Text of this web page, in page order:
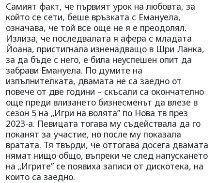
Самият факт, че първият урок на любовта, за
който се сети, беше връзката с Емануела,
означава, че той все още не я е преодолял.
Излиза, че последвалата я афера с младата
Йоана, пристигнала изненадващо в Шри Ланка,
за да бъде с него, е била неуспешен опит да
забрави Емануела. По думите на
изпълнителката, двамата не са заедно от
повече от две години – скъсали са окончателно
още преди влизането бизнесменът да влезе в
сезон 5 на „Игри на волята” по Нова тв през
2023-а. Певицата тогава му съдействала да го
поканят за участие, но после му показала
вратата. Тя твърди, че оттогава досега двамата
нямат нищо общо, въпреки че след напускането
на „Игрите” се появиха записи от дискотека, на
които са заедно.